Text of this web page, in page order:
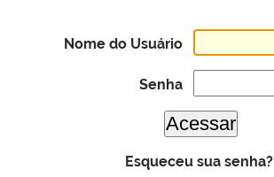
Nome do Usuário
Senha
Esqueceu sua senha?